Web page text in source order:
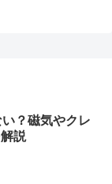
？磁気やクレ
説